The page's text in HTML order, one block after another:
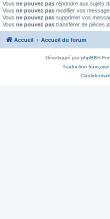
Vous ne pouvez pas répondre aux sujets
Vous ne pouvez pas modifier vos
Vous ne pouvez pas supprimer vos
Vous ne pouvez pas transférer de pièces
Accueil Accueil du forum
Développé parphpBB®
Traduction